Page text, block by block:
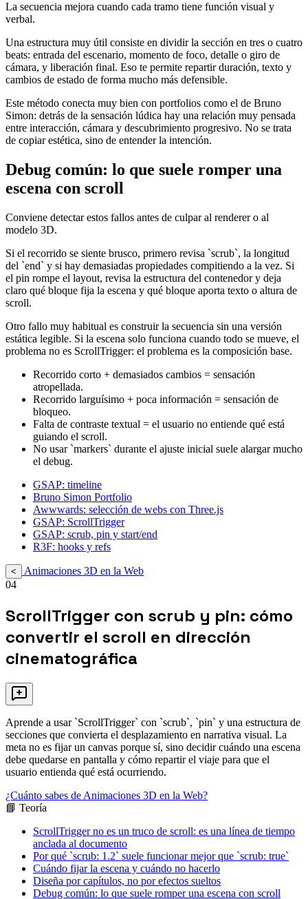
La secuencia mejora cuando cada tramo tiene función visual y
verbal.
Una estructura muy útil consiste en dividir la sección en tres o cuatro
beats: entrada del escenario, momento de foco, detalle o giro de
cámara, y liberación final. Eso te permite repartir duración, texto y
cambios de estado de forma mucho más defensible.
Este método conecta muy bien con portfolios como el de Bruno
Simon: detrás de la sensación lúdica hay una relación muy pensada
entre interacción, cámara y descubrimiento progresivo. No se trata
de copiar estética, sino de entender la intención.
Debug común: lo que suele romper una
escena con scroll
Conviene detectar estos fallos antes de culpar al renderer o al
modelo 3D.
Si el recorrido se siente brusco, primero revisa `scrub`, la longitud
del `end` y si hay demasiadas propiedades compitiendo a la vez. Si
el pin rompe el layout, revisa la estructura del contenedor y deja
claro qué bloque fija la escena y qué bloque aporta texto o altura de
scroll.
Otro fallo muy habitual es construir la secuencia sin una versión
estática legible. Si la escena solo funciona cuando todo se mueve, el
problema no es ScrollTrigger: el problema es la composición base.
Recorrido corto + demasiados cambios = sensación
atropellada.
Recorrido larguísimo + poca información = sensación de
bloqueo.
Falta de contraste textual = el usuario no entiende qué está
guiando el scroll.
No usar `markers` durante el ajuste inicial suele alargar mucho
el debug.
GSAP: timeline
Bruno Simon Portfolio
Awwwards: selección de webs con Three.js
GSAP: ScrollTrigger
GSAP: scrub, pin y start/end
R3F: hooks y refs
<
Animaciones 3D en la Web
04
ScrollTrigger con scrub y pin: cómo
convertir el scroll en dirección
cinematográfica
Aprende a usar `ScrollTrigger` con `scrub`, `pin` y una estructura de
secciones que convierta el desplazamiento en narrativa visual. La
meta no es fijar un canvas porque sí, sino decidir cuándo una escena
debe quedarse en pantalla y cómo repartir el viaje para que el
usuario entienda qué está ocurriendo.
¿Cuánto sabes de Animaciones 3D en la Web?
📘 Teoría
ScrollTrigger no es un truco de scroll: es una línea de tiempo
anclada al documento
Por qué `scrub: 1.2` suele funcionar mejor que `scrub: true`
Cuándo fijar la escena y cuándo no hacerlo
Diseña por capítulos, no por efectos sueltos
Debug común: lo que suele romper una escena con scroll